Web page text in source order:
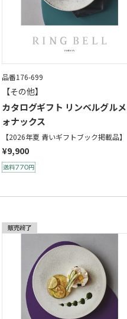
品番176-699
【その他】
カタログギフト リンベルグル
ォナックス
【2026年夏 青いギフトブック掲載品】
¥9,900